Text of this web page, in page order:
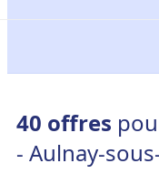
40 offres
- Aulnay-